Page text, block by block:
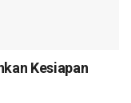
Kesiapan